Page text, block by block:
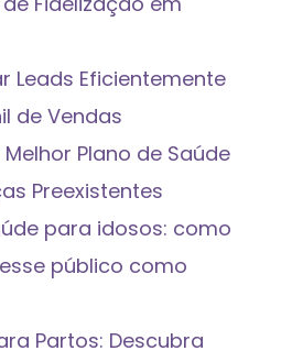
Leads Eficientemente
de Vendas
Plano de Saúde
Preexistentes
para idosos: como
público como
Partos: Descubra